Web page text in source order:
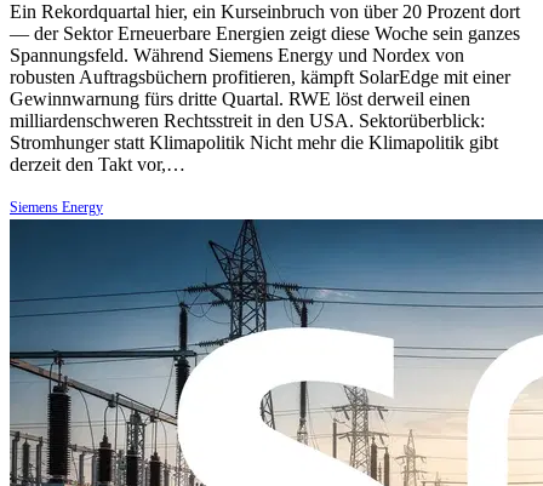
Ein Rekordquartal hier, ein Kurseinbruch von über 20 Prozent dort
— der Sektor Erneuerbare Energien zeigt diese Woche sein ganzes
Spannungsfeld. Während Siemens Energy und Nordex von
robusten Auftragsbüchern profitieren, kämpft SolarEdge mit einer
Gewinnwarnung fürs dritte Quartal. RWE löst derweil einen
milliardenschweren Rechtsstreit in den USA. Sektorüberblick:
Stromhunger statt Klimapolitik Nicht mehr die Klimapolitik gibt
derzeit den Takt vor,…
Siemens Energy